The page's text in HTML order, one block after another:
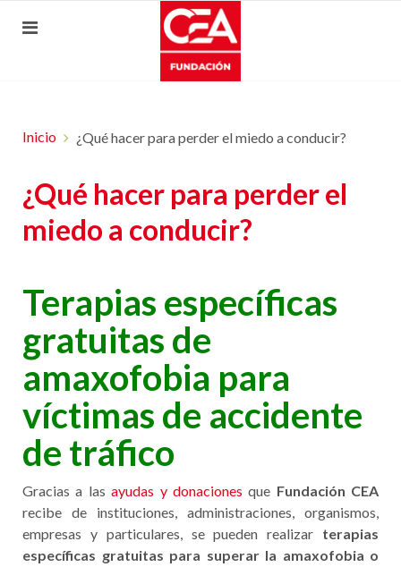
Inicio ¿Qué hacer para perder el miedo a conducir?
¿Qué hacer para perder el
miedo a conducir?
Terapias específicas
gratuitas de
amaxofobia para
víctimas de accidente
de tráfico
Gracias a lasayudas y donaciones que Fundación CEA
recibe de instituciones, administraciones, organismos,
empresas y particulares, se pueden realizar terapias
específicas gratuitas para superar la amaxofobia o